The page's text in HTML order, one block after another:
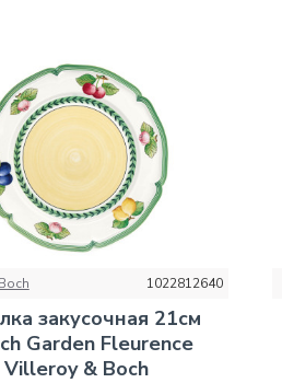
1022812640
закусочная 21см
Garden Fleurence
Villeroy & Boch